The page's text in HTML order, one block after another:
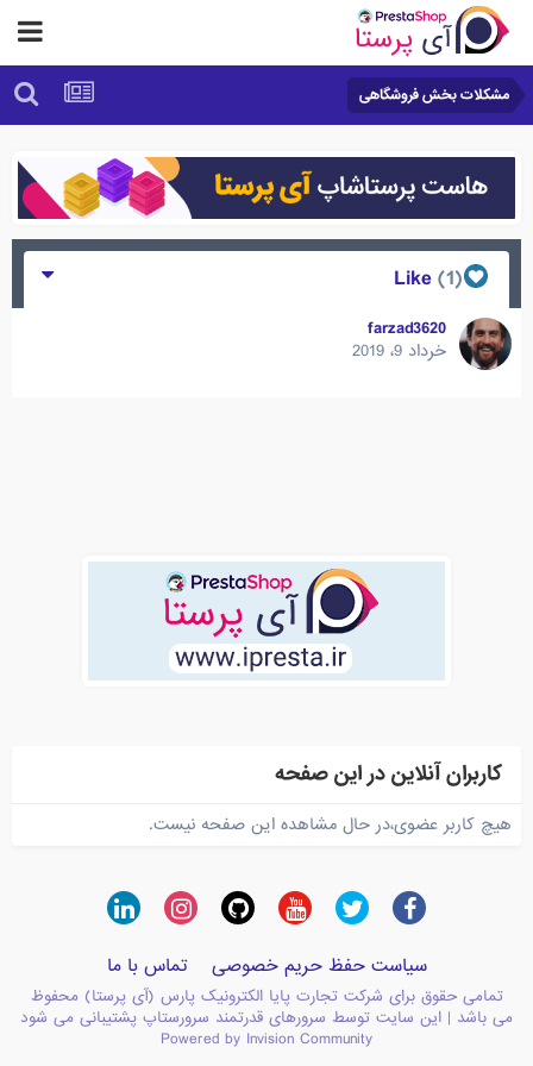
مشکلات بخش فروشگاهی
Like
(1)
farzad3620
خرداد 9، 2019
کاربران آنلاین در این صفحه
هیچ کاربر عضوی،در حال مشاهده این صفحه نیست.
سیاست حفظ حریم خصوصی تماس با ما
تمامی حقوق برای شرکت تجارت پایا الکترونیک پارس (آی پرستا) محفوظ
می باشد | این سایت توسط سرورهای قدرتمند سرورستاپ پشتیبانی می شود
Powered by Invision Community